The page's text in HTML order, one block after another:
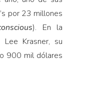
por 23 millones
). En la
Krasner, su
900 mil dólares